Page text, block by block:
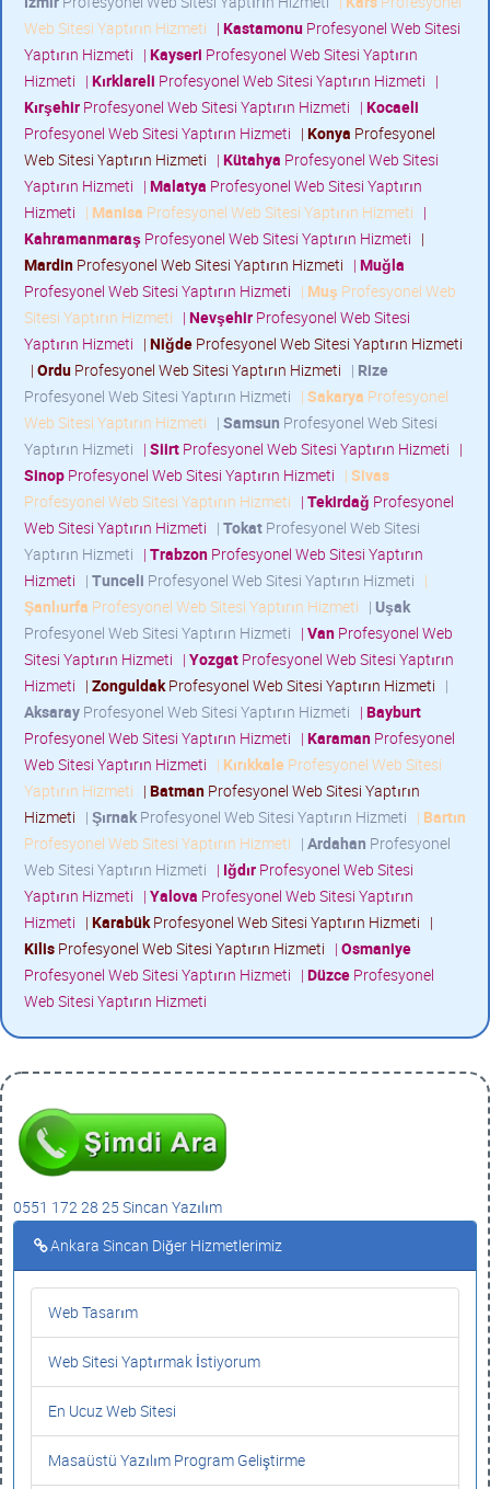
Web Sitesi Yaptırın Hizmeti | Kastamonu Profesyonel Web Sitesi
Yaptırın Hizmeti | Kayseri Profesyonel Web Sitesi Yaptırın
Hizmeti | Kırklareli Profesyonel Web Sitesi Yaptırın Hizmeti |
Kırşehir Profesyonel Web Sitesi Yaptırın Hizmeti | Kocaeli
Profesyonel Web Sitesi Yaptırın Hizmeti | Konya Profesyonel
Web Sitesi Yaptırın Hizmeti | Kütahya Profesyonel Web Sitesi
Yaptırın Hizmeti | Malatya Profesyonel Web Sitesi Yaptırın
Hizmeti | Manisa Profesyonel Web Sitesi Yaptırın Hizmeti |
Kahramanmaraş Profesyonel Web Sitesi Yaptırın Hizmeti |
Mardin Profesyonel Web Sitesi Yaptırın Hizmeti | Muğla
Profesyonel Web Sitesi Yaptırın Hizmeti | Muş Profesyonel Web
Sitesi Yaptırın Hizmeti | Nevşehir Profesyonel Web Sitesi
Yaptırın Hizmeti | Niğde Profesyonel Web Sitesi Yaptırın Hizmeti
| Ordu Profesyonel Web Sitesi Yaptırın Hizmeti | Rize
Profesyonel Web Sitesi Yaptırın Hizmeti | Sakarya Profesyonel
Web Sitesi Yaptırın Hizmeti | Samsun Profesyonel Web Sitesi
Yaptırın Hizmeti | Siirt Profesyonel Web Sitesi Yaptırın Hizmeti |
Sinop Profesyonel Web Sitesi Yaptırın Hizmeti | Sivas
Profesyonel Web Sitesi Yaptırın Hizmeti | Tekirdağ Profesyonel
Web Sitesi Yaptırın Hizmeti | Tokat Profesyonel Web Sitesi
Yaptırın Hizmeti | Trabzon Profesyonel Web Sitesi Yaptırın
Hizmeti | Tunceli Profesyonel Web Sitesi Yaptırın Hizmeti |
Şanlıurfa Profesyonel Web Sitesi Yaptırın Hizmeti | Uşak
Profesyonel Web Sitesi Yaptırın Hizmeti | Van Profesyonel Web
Sitesi Yaptırın Hizmeti | Yozgat Profesyonel Web Sitesi Yaptırın
Hizmeti | ZonguldakProfesyonel Web Sitesi Yaptırın Hizmeti |
Aksaray Profesyonel Web Sitesi Yaptırın Hizmeti | Bayburt
Profesyonel Web Sitesi Yaptırın Hizmeti | Karaman Profesyonel
Web Sitesi Yaptırın Hizmeti | Kırıkkale Profesyonel Web Sitesi
Yaptırın Hizmeti | Batman Profesyonel Web Sitesi Yaptırın
Hizmeti | ŞırnakProfesyonel Web Sitesi Yaptırın Hizmeti | Bartın
Profesyonel Web Sitesi Yaptırın Hizmeti | Ardahan Profesyonel
Web Sitesi Yaptırın Hizmeti | Iğdır Profesyonel Web Sitesi
Yaptırın Hizmeti | Yalova Profesyonel Web Sitesi Yaptırın
Hizmeti | KarabükProfesyonel Web Sitesi Yaptırın Hizmeti |
Kilis Profesyonel Web Sitesi Yaptırın Hizmeti | Osmaniye
Profesyonel Web Sitesi Yaptırın Hizmeti | Düzce Profesyonel
Web Sitesi Yaptırın Hizmeti
0551 172 28 25 Sincan Yazılım
Ankara Sincan Diğer Hizmetlerimiz
Web Tasarım
Web Sitesi Yaptırmak İstiyorum
En Ucuz Web Sitesi
Masaüstü Yazılım Program Geliştirme